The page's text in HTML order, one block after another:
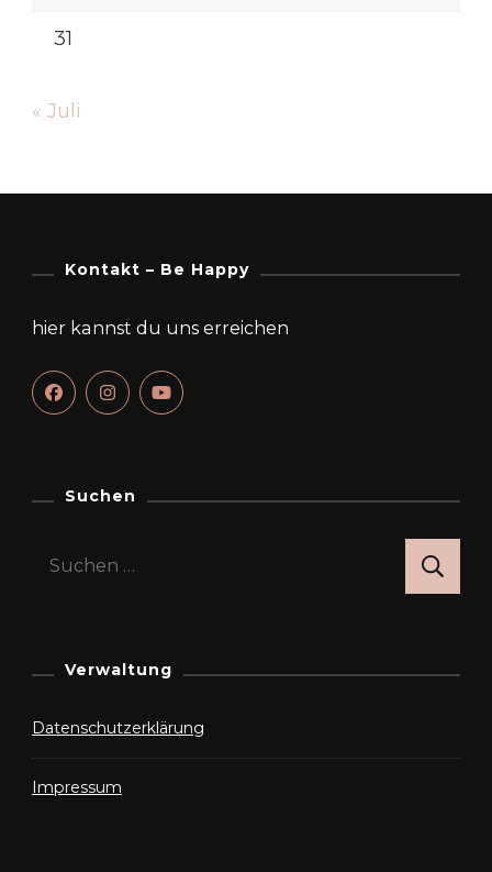
31
« Juli
Kontakt – Be Happy
hier kannst du uns erreichen
Suchen
Suchen
Verwaltung
Datenschutzerklärung
Impressum